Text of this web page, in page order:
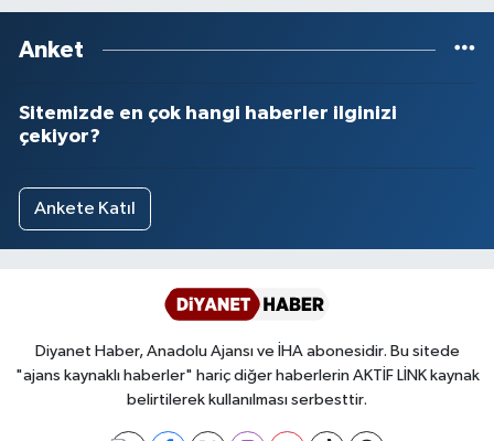
Anket
Sitemizde en çok hangi haberler ilginizi
çekiyor?
Ankete Katıl
Diyanet Haber, Anadolu Ajansı ve İHA abonesidir. Bu sitede
"ajans kaynaklı haberler" hariç diğer haberlerin AKTİF LİNK kaynak
belirtilerek kullanılması serbesttir.